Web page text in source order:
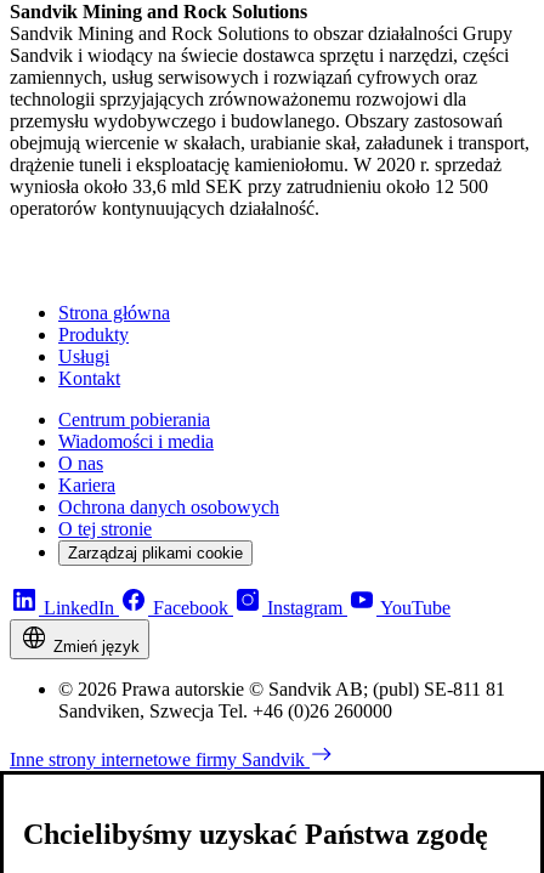
Sandvik Mining and Rock Solutions
Sandvik Mining and Rock Solutions to obszar działalności Grupy
Sandvik i wiodący na świecie dostawca sprzętu i narzędzi, części
zamiennych, usług serwisowych i rozwiązań cyfrowych oraz
technologii sprzyjających zrównoważonemu rozwojowi dla
przemysłu wydobywczego i budowlanego. Obszary zastosowań
obejmują wiercenie w skałach, urabianie skał, załadunek i transport,
drążenie tuneli i eksploatację kamieniołomu. W 2020 r. sprzedaż
wyniosła około 33,6 mld SEK przy zatrudnieniu około 12 500
operatorów kontynuujących działalność.
Strona główna
Produkty
Usługi
Kontakt
Centrum pobierania
Wiadomości i media
O nas
Kariera
Ochrona danych osobowych
O tej stronie
Zarządzaj plikami cookie
LinkedIn Facebook Instagram YouTube
Zmień język
© 2026 Prawa autorskie © Sandvik AB; (publ) SE-811 81
Sandviken, Szwecja Tel. +46 (0)26 260000
Inne strony internetowe firmy Sandvik
Chcielibyśmy uzyskać Państwa zgodę